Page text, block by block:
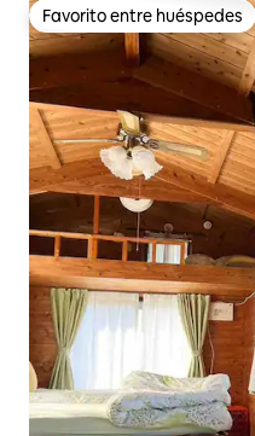
Favorito entre huéspedes
Favorito entre huéspedes